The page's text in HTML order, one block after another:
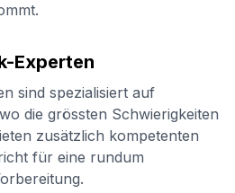
Experten
sind spezialisiert auf
die grössten Schwierigkeiten
zusätzlich kompetenten
für eine rundum